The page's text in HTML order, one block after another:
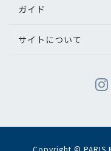
ガイド
サイトについて
Copyright © PARIS